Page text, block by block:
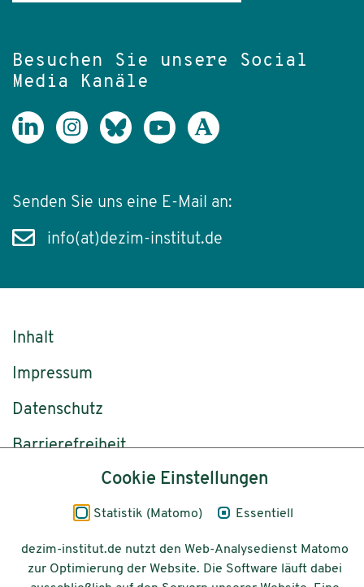
Besuchen Sie unsere Social
Media Kanäle
Senden Sie uns eine E-Mail an:
info(at)dezim-institut.de
Inhalt
Impressum
Datenschutz
Barrierefreiheit
© 2026 Deutsches Zentrum für
Integrations-
und Migrationsforschung DeZIM e.V.
Gefördert vom
Cookie Einstellungen
Statistik (Matomo) Essentiell
dezim-institut.de nutzt den Web-Analysedienst Matomo
zur Optimierung der Website. Die Software läuft dabei